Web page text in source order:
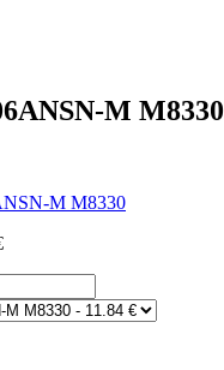
M M8330